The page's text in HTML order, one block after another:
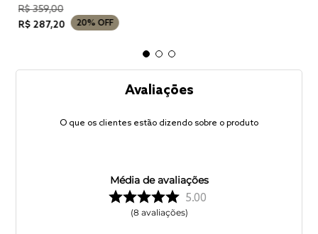
R$359,00
R$ 287,20 20% OFF
Avaliações
O que os clientes estão dizendo sobre o produto
Média de avaliações
5.00
8 avaliações